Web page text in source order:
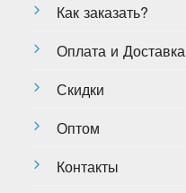
Как заказать?
Оплата и Доставка
Скидки
Оптом
Контакты